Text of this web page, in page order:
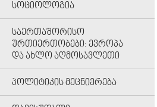
ᲡᲝᲪᲘᲝᲚᲝᲒᲘᲐ
ᲡᲐᲔᲠᲗᲐᲨᲝᲠᲘᲡᲝ
ᲣᲠᲗᲘᲔᲠᲗᲝᲑᲔᲑᲘ: ᲔᲕᲠᲝᲞᲐ
ᲓᲐ ᲐᲮᲚᲝ ᲐᲦᲛᲝᲡᲐᲕᲚᲔᲗᲘ
ᲞᲝᲚᲘᲢᲘᲙᲘᲡ ᲛᲔᲪᲜᲘᲔᲠᲔᲑᲐ